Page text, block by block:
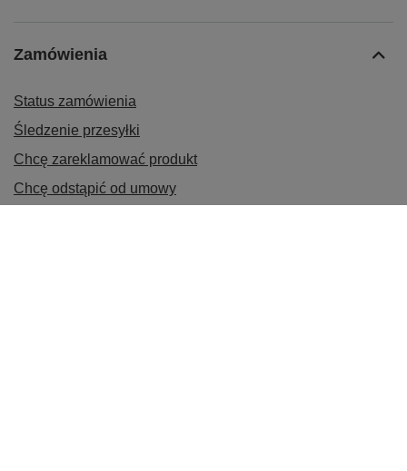
Zamówienia
Status zamówienia
Śledzenie przesyłki
Chcę zareklamować produkt
Chcę odstąpić od umowy